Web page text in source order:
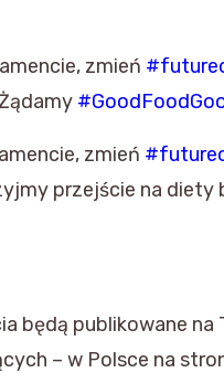
zmień
zmień
przejście na
będą publikowane
– w Polsce na